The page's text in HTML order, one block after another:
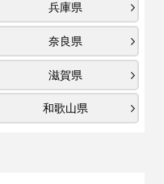
兵庫県
奈良県
滋賀県
和歌山県